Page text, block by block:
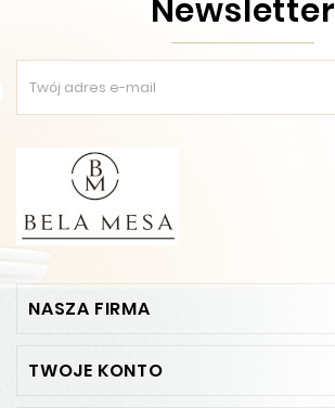
Newsletter
NASZA FIRMA
TWOJE KONTO